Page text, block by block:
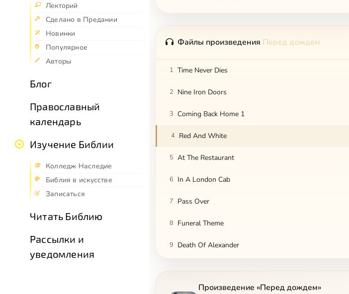
Лекторий
Сделано в Предании
Новинки
Популярное
Авторы
Блог
Православный
календарь
Изучение Библии
Колледж Наследие
Библия в искусстве
Записаться
Читать Библию
Рассылки и
уведомления
Файлы произведения Перед дождем
1 Time Never Dies
2 Nine Iron Doors
3 Coming Back Home 1
4 Red And White
5 At The Restaurant
6 In A London Cab
7 Pass Over
8 Funeral Theme
9 Death Of Alexander
The Circle Is Not Round
Произведение «Перед дождем»